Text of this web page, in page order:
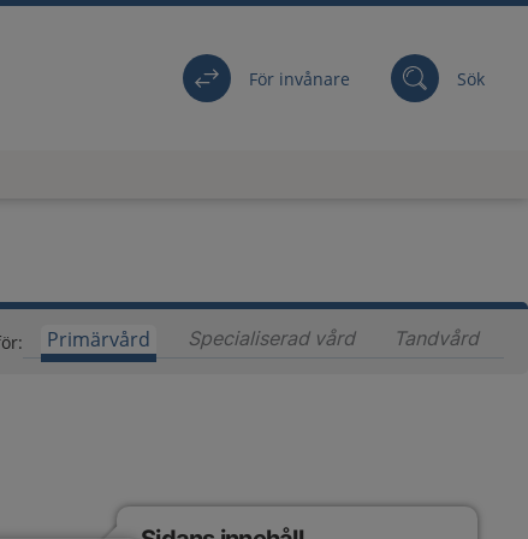
För invånare Sök
Primärvård Specialiserad vårdInnehåll för
Tandvård